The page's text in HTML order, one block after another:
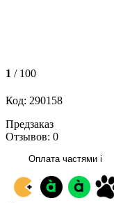
1 / 100
Код: 290158
Предзаказ
Отзывов: 0
Оплата частями i